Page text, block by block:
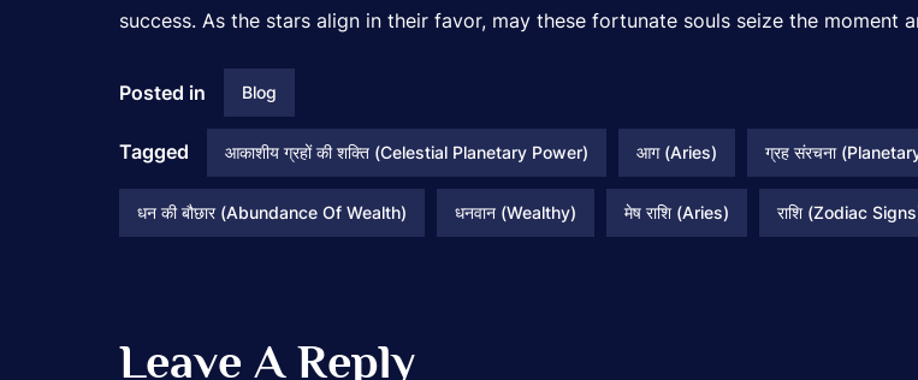
success. As the stars align in their favor, may these fortunate souls seize the moment
Posted in Blog
Tagged आकाशीय ग्रहों की शक्ति (Celestial Planetary Power) आग (Aries) ग्रह संरचना
धन की बौछार (Abundance Of Wealth) धनवान (Wealthy) मेष राशि (Aries) राशि (Zodiac
Leave A Reply